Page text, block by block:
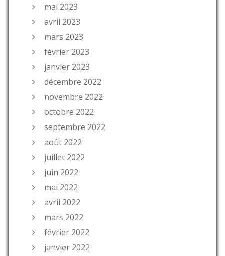
mai 2023
avril 2023
mars 2023
février 2023
janvier 2023
décembre 2022
novembre 2022
octobre 2022
septembre 2022
août 2022
juillet 2022
juin 2022
mai 2022
avril 2022
mars 2022
février 2022
janvier 2022